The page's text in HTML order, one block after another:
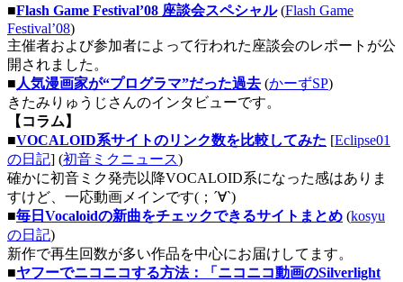
■Flash Game Festival’08 座談会スペシャル(Flash Game
Festival’08)
主催者および参加者によって行われた座談会のレポートが公
開されました。
■ 人気漫画家が“プログラマ”だった過去 (かーずSP)
きたみりゅうじさんのインタビューです。
【コラム】
■VOCALOID系サイトのリンク数を比較してみた [Eclipse01
の日記] (初音ミクニュース)
確かに初音ミク発売以降VOCALOID系になった感はありま
すけど、一応動画メインです(；´∀`)
■毎日Vocaloidの新曲をチェックできるサイトまとめ (kosyu
の日記)
新作で再生回数が多い作品を中心にお届けしてます。
■ヤフーでニコニコする方法：「ニコニコ動画のSilverlight